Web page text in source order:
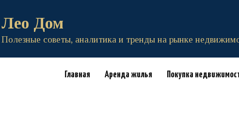
содержанию
Лео Дом
Полезные советы, аналитика и тренды на рынке
Главная Аренда жилья Покупка